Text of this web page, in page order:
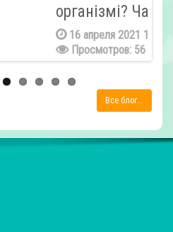
Отзывов: 0
Все блог...